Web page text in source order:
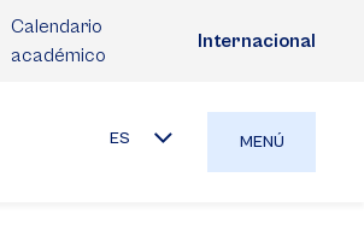
Calendario
académico
Internacional
ES MENÚ